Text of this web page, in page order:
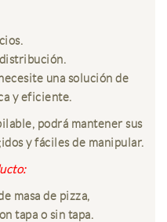
una solución de
y eficiente.
podrá mantener sus
y fáciles de manipular.
masa de pizza,
tapa o sin tapa.